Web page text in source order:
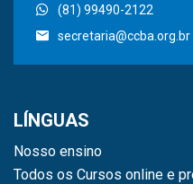
(81) 99490-2122
secretaria@ccba.org.br
LÍNGUAS
Nosso ensino
Todos os Cursos online e